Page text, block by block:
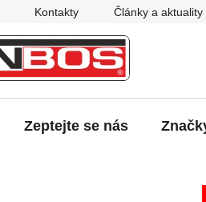
Kontakty Články a aktuality
Zeptejte se nás